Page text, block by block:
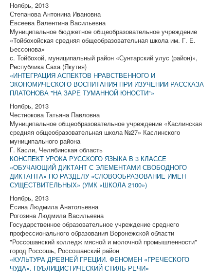
Ноябрь, 2013
Степанова Антонина Ивановна
Евсеева Валентина Васильевна
Муниципальное бюджетное общеобразовательное учреждение
«Тойбохойская средняя общеобразовательная школа им. Г. Е.
Бессонова»
с. Тойбохой, муниципальный район «Сунтарский улус (район)»,
Республика Саха (Якутия)
«ИНТЕГРАЦИЯ АСПЕКТОВ НРАВСТВЕННОГО И
ЭКОНОМИЧЕСКОГО ВОСПИТАНИЯ ПРИ ИЗУЧЕНИИ РАССКАЗА
ПЛАТОНОВА "НА ЗАРЕ ТУМАННОЙ ЮНОСТИ"»
Ноябрь, 2013
Честнокова Татьяна Павловна
Муниципальное общеобразовательное учреждение «Каслинская
средняя общеобразовательная школа №27» Каслинского
муниципального района
Г. Касли, Челябинская область
КОНСПЕКТ УРОКА РУССКОГО ЯЗЫКА В 3 КЛАССЕ
«ОБУЧАЮЩИЙ ДИКТАНТ С ЭЛЕМЕНТАМИ СВОБОДНОГО
ДИКТАНТА» ПО РАЗДЕЛУ «СЛОВООБРАЗОВАНИЕ ИМЕН
СУЩЕСТВИТЕЛЬНЫХ» (УМК «ШКОЛА 2100»)
Ноябрь, 2013
Есина Людмила Анатольевна
Рогозина Людмила Васильевна
Государственное образовательное учреждение среднего
профессионального образования Воронежской области
"Россошанский колледж мясной и молочной промышленности"
город Россошь, Россошанский район
«КУЛЬТУРА ДРЕВНЕЙ ГРЕЦИИ. ФЕНОМЕН «ГРЕЧЕСКОГО
ЧУДА». ПУБЛИЦИСТИЧЕСКИЙ СТИЛЬ РЕЧИ»